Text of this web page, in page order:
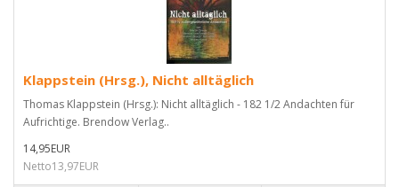
Klappstein (Hrsg.), Nicht alltäglich
Thomas Klappstein (Hrsg.): Nicht alltäglich - 182 1/2 Andachten für
Aufrichtige. Brendow Verlag..
14,95EUR
Netto13,97EUR